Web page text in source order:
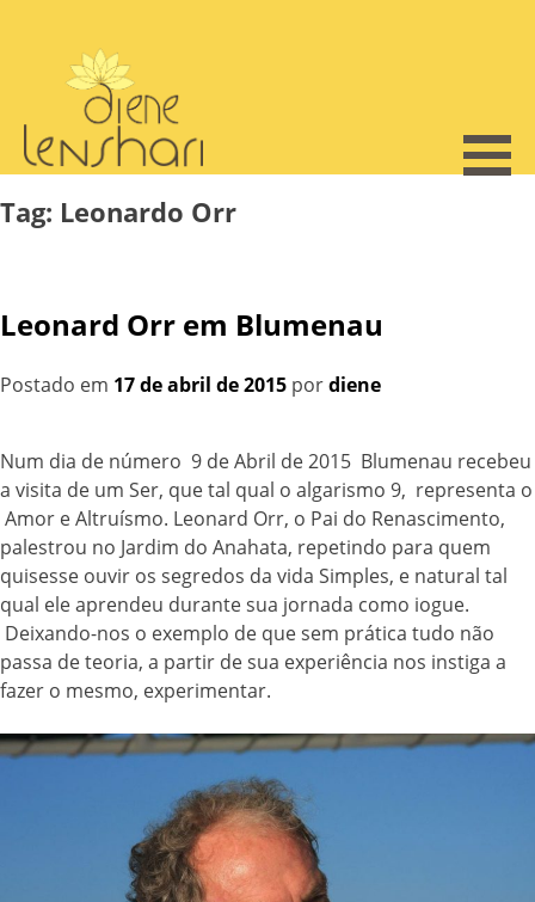
content
Tag: Leonardo Orr
Leonard Orr em Blumenau
Postado em 17 de abril de 2015 pordiene
Num dia de número 9 de Abril de 2015 Blumenau recebeu
a visita de um Ser, que tal qual o algarismo 9, representa o
Amor e Altruísmo. Leonard Orr, o Pai do Renascimento,
palestrou no Jardim do Anahata, repetindo para quem
quisesse ouvir os segredos da vida Simples, e natural tal
qual ele aprendeu durante sua jornada como iogue.
Deixando-nos o exemplo de que sem prática tudo não
passa de teoria, a partir de sua experiência nos instiga a
fazer o mesmo, experimentar.